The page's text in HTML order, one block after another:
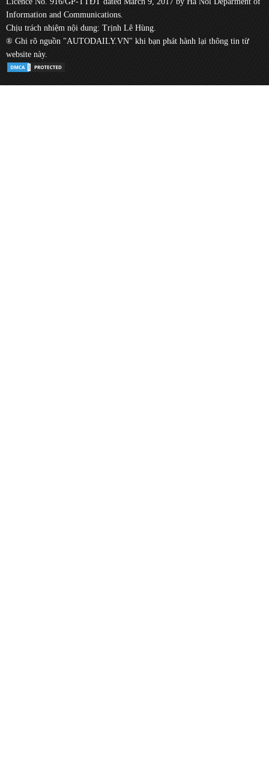
Information and Communications.
Chịu trách nhiệm nội dung: Trịnh Lê Hùng.
® Ghi rõ nguồn "AUTODAILY.VN" khi bạn phát hành lại thông tin từ
website này.